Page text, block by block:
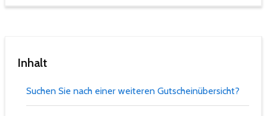
Inhalt
Suchen Sie nach einer weiteren Gutscheinübersicht?